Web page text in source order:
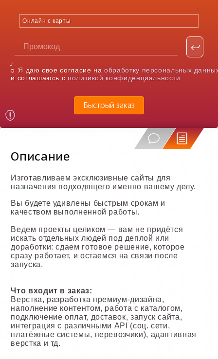
Онлайн с карты
Я даю свое согласие наобработку персональных
и соглашаюсь с политикой конфиденциальности
Быстрый заказ
Описание
Изготавливаем эксклюзивные сайты для
назначения подходящего именно вашему делу.
Вы будете удивлены быстрым срокам и
качеством выполненной работы.
Ведем проекты целиком — вам не придётся
искать отдельных людей под деплой или
доработки: сдаем готовое решение, которое
сразу работает, и остаемся на связи после
запуска.
Что входит в заказ:
Верстка, разработка премиум-дизайна,
наполнение контентом, работа с каталогом,
подключение оплат, доставок, запуск сайта,
интеграция с различными API (соц. сети,
платёжные системы, перевозчики), адаптивная
верстка и тд.